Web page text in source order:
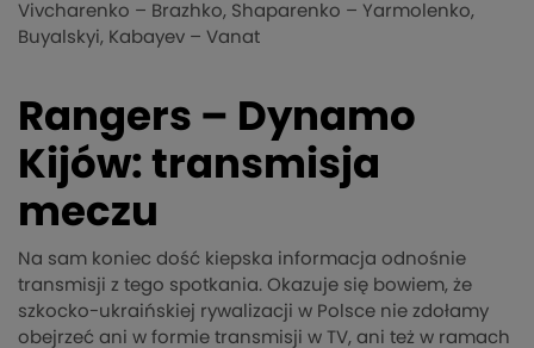
Vivcharenko – Brazhko, Shaparenko – Yarmolenko,
Buyalskyi, Kabayev – Vanat
Rangers – Dynamo
Kijów: transmisja
meczu
Na sam koniec dość kiepska informacja odnośnie
transmisji z tego spotkania. Okazuje się bowiem, że
szkocko-ukraińskiej rywalizacji w Polsce nie zdołamy
obejrzeć ani w formie transmisji w TV, ani też w ramach